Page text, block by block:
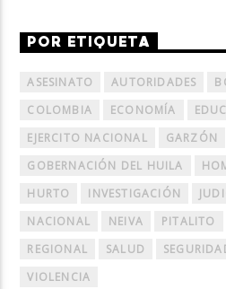
POR ETIQUETA
ASESINATO AUTORIDADES
COLOMBIA
ECONOMÍA
EJERCITO NACIONAL
GARZÓN
GOBERNACIÓN DEL HUILA
HURTO
INVESTIGACIÓN
NACIONAL
NEIVA PITALITO
REGIONAL
SALUD
VIOLENCIA